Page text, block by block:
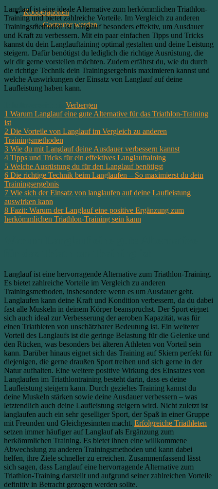
Kooperationen
Gastautor werden
Langlauf ist eine ideale Alternative zum herkömmlichen Triathlon-
Training und bietet zahlreiche Vorteile. Im Vergleich zu anderen
Trainingsmethoden ist Langlauf besonders effektiv, um Ausdauer
und Kraft zu verbessern. Mit ein paar einfachen Tipps und Tricks
kannst du dein Langlauftaining optimal gestalten und deine Leistung
steigern. Dafür benötigst du lediglich die richtige Ausrüstung, die
wir dir gerne vorstellen möchten. Zudem erfährst du, wie du durch
die richtige Technik dein Trainingsergebnis maximieren kannst und
welche Auswirkungen der Einsatz von Langlauf auf deine
Laufleistung haben kann.
Verbergen
1 Warum Langlauf eine gute Alternative für das Triathlon-Training
ist
2 Die Vorteile von Langlauf im Vergleich zu anderen
Trainingsmethoden
3 Wie du mit Langlauf deine Ausdauer verbessern kannst
4 Tipps und Tricks für ein effektives Langlauftaining
5 Welche Ausrüstung du für den Langlauf benötigst
6 Die richtige Technik beim Langlaufen – So maximierst du dein
Trainingsergebnis
7 Wie sich der Einsatz von langlaufen auf deine Laufleistung
auswirken kann
8 Fazit: Warum der Langlauf eine positive Ergänzung zum
herkömmlichen Triathlon-Training sein kann
Langlauf ist eine hervorragende Alternative zum Triathlon-Training.
Es bietet zahlreiche Vorteile im Vergleich zu anderen
Trainingsmethoden, insbesondere wenn es um Ausdauer geht.
Langlaufen kann deine Kraft und Kondition verbessern, da du dabei
fast alle Muskeln in deinem Körper beanspruchst. Der Sport eignet
sich auch ideal zur Verbesserung der aeroben Kapazität, was für
einen Triathleten von unschätzbarer Bedeutung ist. Ein weiterer
Vorteil des Langlaufs ist die geringe Belastung für die Gelenke und
den Rücken, was besonders bei älteren Athleten von Vorteil sein
kann. Darüber hinaus eignet sich das Training auf Skiern perfekt für
diejenigen, die gerne draußen Sport treiben und sich gerne in der
Natur aufhalten. Eine weitere positive Wirkung des Einsatzes von
Langlaufen im Triathlontraining besteht darin, dass es deine
Laufleistung steigern kann. Durch gezieltes Training kannst du
deine Muskeln stärken sowie deine Ausdauer verbessern – was
letztendlich auch deine Laufleistung steigern wird. Nicht zuletzt ist
langlaufen auch ein sehr geselliger Sport, der Spaß in einer Gruppe
mit Freunden und Gleichgesinnten macht. Erfolgreiche Triathleten
setzen immer häufiger auf Langlauf als Ergänzung zum
herkömmlichen Training. Es bietet ihnen eine willkommene
Abwechslung zu anderen Trainingsmethoden und kann dabei
helfen, ihre Ziele schneller zu erreichen. Zusammenfassend lässt
sich sagen, dass Langlauf eine hervorragende Alternative zum
Triathlon-Training darstellt und aufgrund seiner zahlreichen Vorteile
definitiv in Betracht gezogen werden sollte.